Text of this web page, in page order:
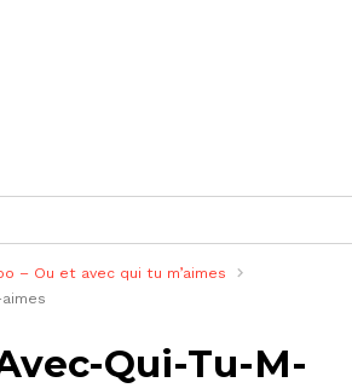
– Ou et avec qui tu m’aimes
Qui-Tu-M-